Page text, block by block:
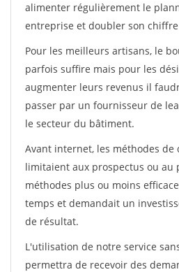
alimenter régulièrement le
entreprise et doubler son
Pour les meilleurs artisans, le
parfois suffire mais pour les
augmenter leurs revenus il
passer par un fournisseur de
le secteur du bâtiment.
Avant internet, les méthodes de
limitaient aux prospectus ou au
méthodes plus ou moins
temps et demandait un
de résultat.
L'utilisation de notre service
permettra de recevoir des